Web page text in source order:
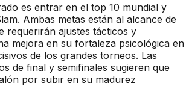
es entrar en el top 10 mundial y
Ambas metas están al alcance de
requerirán ajustes tácticos y
mejora en su fortaleza psicológica en
de los grandes torneos. Las
de final y semifinales sugieren que
por subir en su madurez